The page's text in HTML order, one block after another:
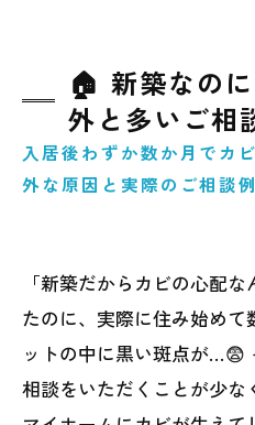
🏠 新築なの
外と多いご相
入居後わずか数か月でカ
外な原因と実際のご相談例
「新築だからカビの心配
たのに、実際に住み始め
ットの中に黒い斑点が…😨
相談をいただくことが少